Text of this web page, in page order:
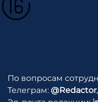
По вопросам
Телеграм: